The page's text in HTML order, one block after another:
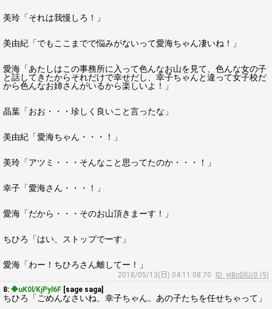
美玲「それは我慢しろ！」
美由紀「でもここまでで悩みがないって愛海ちゃん凄いね！」
愛海「あたしはこの事務所に入って色んなお山を見て、色んな女の子
と話してきたからそれだけで幸せだし、幸子ちゃんと違って女子校だ
から色んなお姉さんがいるから楽しいよ！」
晶葉「おお・・・珍しく良いこと言ったな」
美由紀「愛海ちゃん・・・！」
美玲「アツミ・・・そんなこと思ってたのか・・・！」
幸子「愛海さん・・・！」
愛海「だから・・・そのお山頂きまーす！」
ちひろ「はい、ストップでーす」
愛海「わー！ちひろさん離してー！」
2018/05/13(日) 04:11:08.70
ID: yj8cGlU/0 (9)
8: ◆uK0l/KjPyl6F [sage saga]
ちひろ「ごめんなさいね、幸子ちゃん。あの子たちを任せちゃって」